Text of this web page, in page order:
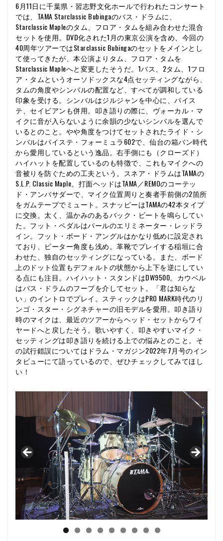
6月11日に千葉県・習志野文化ホールで行われたコンサート
では、TAMA Starclassic Bubingaのバス・ドラムに、
Starclassic Mapleのタム、フロア・タムを組み合わせた混合
セットを使用。DVD化された1月の東京公演を含め、今回の
40周年ツアーではStarclassic Bubingaのセットをメインとし
て使ってきたが、本公演よりタム、フロア・タムを
Starclassic Mapleへと変更したそうだ。1バス、2タム、1フロ
ア・タムというオーソドックスな4点セッティングながら、
タムの角度やシンバルの配置など、すべてが調和している
印象を受ける。シンバルはジルジャンを中心に、パイス
テ、セイビアンも併用。叩き語りの際に、ヴォーカル・マ
イクに音が入らないように余韻の少ないシンバルを選んで
いるとのこと。やや角度をつけてセットされたライド・シ
ンバルはパイステ・フォーミュラ602で、仙台の箱バン時代
から愛用しているという逸品。右手側にも（クローズド）
ハイハットを配置しているのも特徴で、これもマイクへの
音被りを防ぐための工夫という。スネア・ドラムはTAMAの
S.L.P. Classic Maple。打面ヘッドはTAMA／REMOのコーテッ
ド・アンバサダーで、マイク位置周りと奏者手前側の2箇所
をガムテープでミュート。スナッピーはTAMAの42本タイプ
に交換。太く、温かみのあるバック・ビートを鳴らしてい
た。フット・ペダルはパールのエリミネーター・レッドラ
イン。フット・ボード・アングルはかなり低めに設定され
ており、ビーター角度も浅め。革靴でプレイする稲垣に合
わせた、独自のセッティングになっている。また、ボード
上のドット位置もデフォルトの状態から上下を逆にしてい
る点にも注目。ハイハット・スタンドはDW9500。カウベル
はバス・ドラムのフープを介してセット。「君は知らな
い」のイントロでプレイ。スティックはPRO MARK時代のリ
ンゴ・スター・シグネチャーの旧モデルを愛用。叩き語り
時のマイクは、最近のツアーからヘッド・セットからワイ
ヤードへと戻したそう。歌いやすく、叩きやすいマイク・
セッティングは叩き語りを続ける上での悩みとのこと。そ
の試行錯誤についてはドラム・マガジン2022年7月号のイン
タビューにて語っているので、ぜひチェックしてみてほし
い！